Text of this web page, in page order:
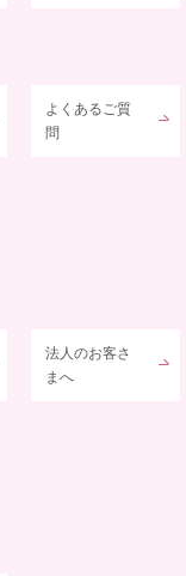
よくあるご質
問
法人のお客さ
まへ